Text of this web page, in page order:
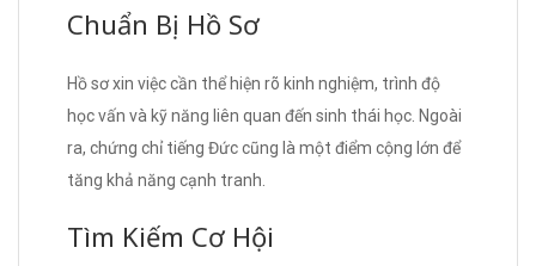
Chuẩn Bị Hồ Sơ
Hồ sơ xin việc cần thể hiện rõ kinh nghiệm, trình độ
học vấn và kỹ năng liên quan đến sinh thái học. Ngoài
ra, chứng chỉ tiếng Đức cũng là một điểm cộng lớn để
tăng khả năng cạnh tranh.
Tìm Kiếm Cơ Hội